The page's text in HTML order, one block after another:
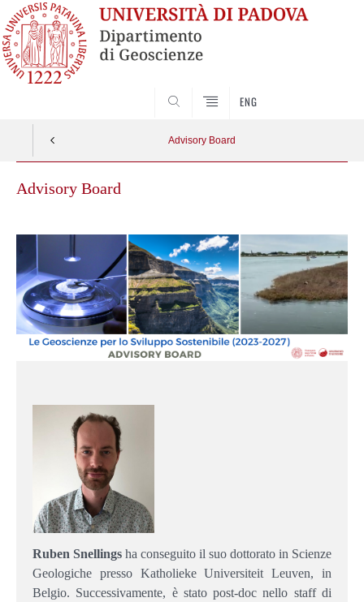
ENG
Advisory Board
Advisory Board
Ruben Snellings ha conseguito il suo dottorato in Scienze
Geologiche presso Katholieke Universiteit Leuven, in
Belgio. Successivamente, è stato post-doc nello staff di